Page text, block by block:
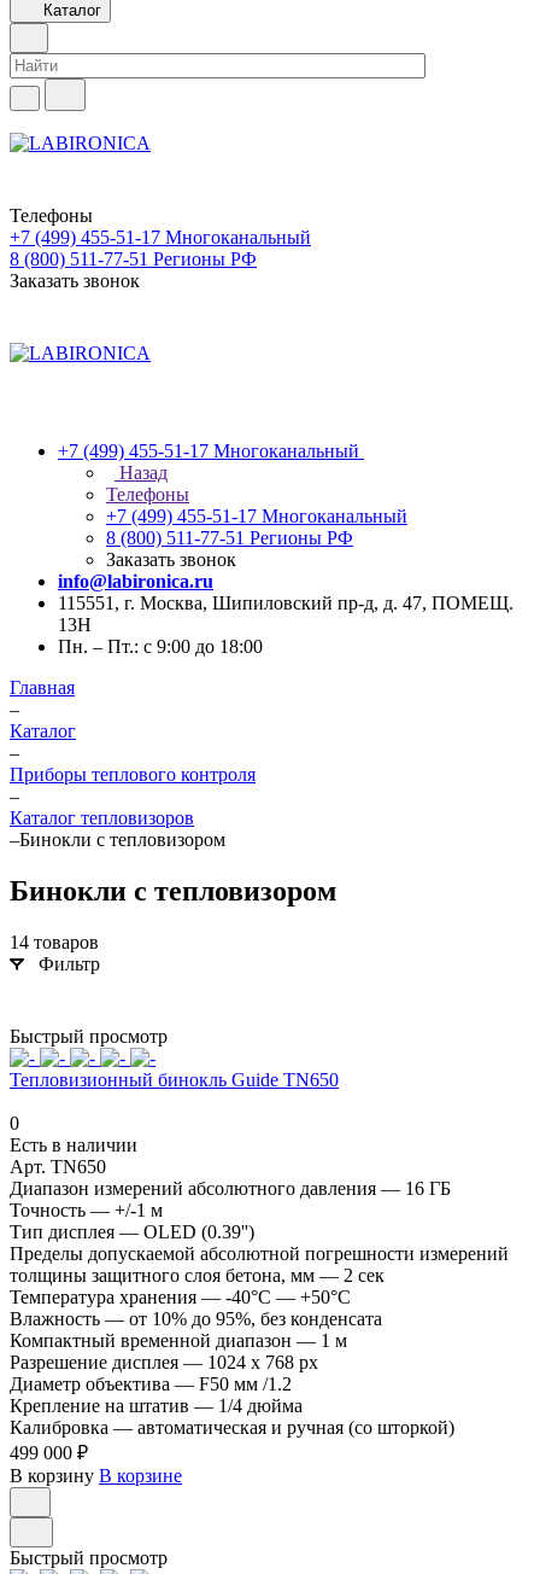
Каталог
Телефоны
+7 (499) 455-51-17 Многоканальный
8 (800) 511-77-51 Регионы РФ
Заказать звонок
+7 (499) 455-51-17 Многоканальный
Назад
Телефоны
+7 (499) 455-51-17 Многоканальный
8 (800) 511-77-51 Регионы РФ
Заказать звонок
info@labironica.ru
115551, г. Москва, Шипиловский пр-д, д. 47, ПОМЕЩ.
13Н
Пн. – Пт.: с 9:00 до 18:00
Главная
–
Каталог
–
Приборы теплового контроля
–
Каталог тепловизоров
–Бинокли с тепловизором
Бинокли с тепловизором
14 товаров
Фильтр
Быстрый просмотр
Тепловизионный бинокль Guide TN650
0
Есть в наличии
Арт. TN650
Диапазон измерений абсолютного давления — 16 ГБ
Точность — +/-1 м
Тип дисплея — OLED (0.39'')
Пределы допускаемой абсолютной погрешности измерений
толщины защитного слоя бетона, мм — 2 сек
Температура хранения — -40°C — +50°C
Влажность — от 10% до 95%, без конденсата
Компактный временной диапазон — 1 м
Разрешение дисплея — 1024 x 768 px
Диаметр объектива — F50 мм /1.2
Крепление на штатив — 1/4 дюйма
Калибровка — автоматическая и ручная (со шторкой)
499 000 ₽
В корзину В корзине
Быстрый просмотр